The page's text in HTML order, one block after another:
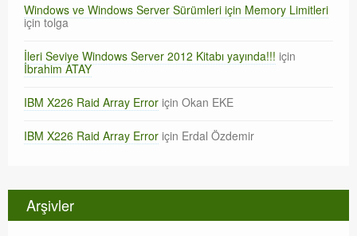
Windows ve Windows Server Sürümleri için Memory Limitleri
içintolga
İleri Seviye Windows Server 2012 Kitabı yayında!!! için
İbrahim ATAY
IBM X226 Raid Array Error için Okan EKE
IBM X226 Raid Array Error için Erdal Özdemir
Arşivler